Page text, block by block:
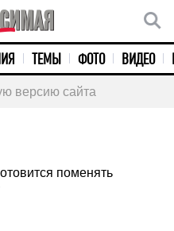
ТЕМЫ ФОТО ВИДЕО
версию сайта
поменять